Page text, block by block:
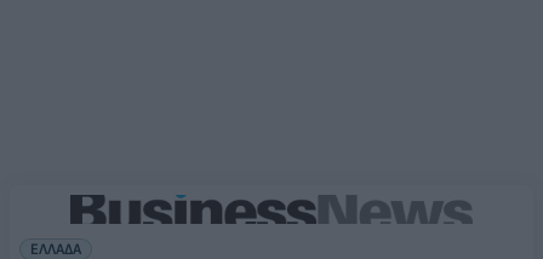
ΕΛΛΑΔΑ